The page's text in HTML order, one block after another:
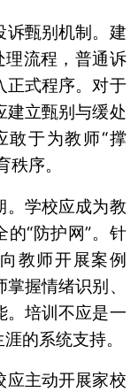
诉甄别机制。建
流程，普通诉
正式程序。对于
建立甄别与缓处
敢于为教师“撑
序。
。学校应成为教
的“防护网”。针
教师开展案例
握情绪识别、
。培训不应是一
的系统支持。
应主动开展家校